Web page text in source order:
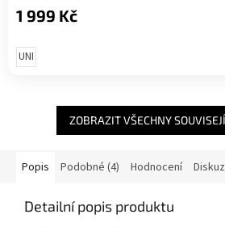
1 999 Kč
UNI
ZOBRAZIT VŠECHNY
Popis Podobné (4) Hodnocení
Detailní popis produktu